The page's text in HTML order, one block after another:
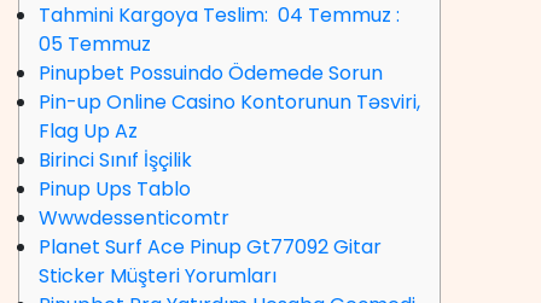
Tahmini Kargoya Teslim: 04 Temmuz :
05 Temmuz
Pinupbet Possuindo Ödemede Sorun
Pin-up Online Casino Kontorunun Təsviri,
Flag Up Az
Birinci Sınıf İşçilik
Pinup Ups Tablo
Wwwdessenticomtr
Planet Surf Ace Pinup Gt77092 Gitar
Sticker Müşteri Yorumları